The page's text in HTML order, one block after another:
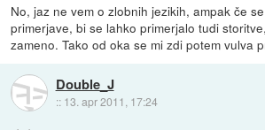
No, jaz ne vem o zlobnih jezikih, ampak če
primerjave, bi se lahko primerjalo tudi
zameno. Tako od oka se mi zdi potem vulva
Double_J
:: 13. apr 2011, 17:24